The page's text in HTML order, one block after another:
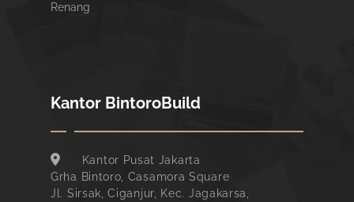
Renang
Kantor BintoroBuild
Kantor Pusat Jakarta
Grha Bintoro, Casamora Square
Jl. Sirsak, Ciganjur, Kec. Jagakarsa,